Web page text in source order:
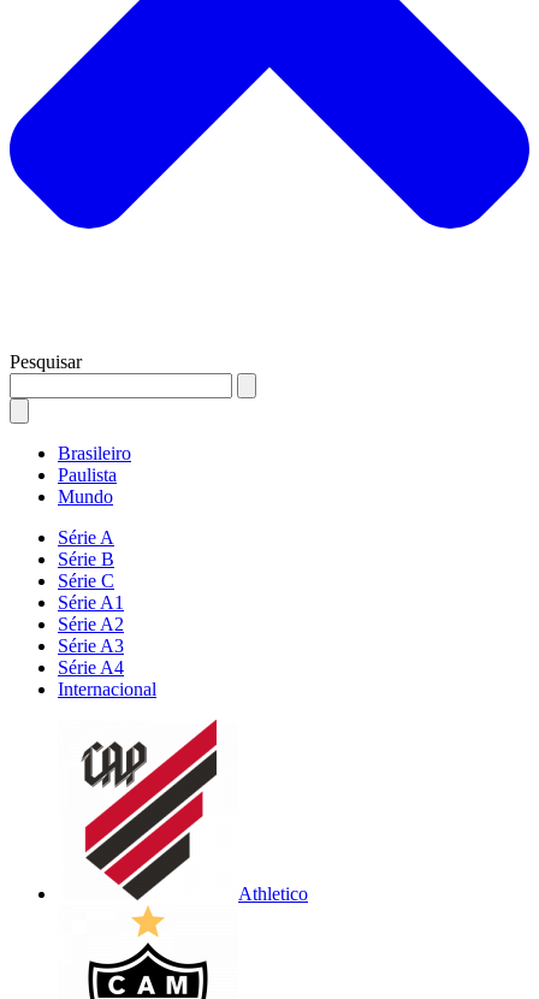
Pesquisar
Brasileiro
Paulista
Mundo
Série A
Série B
Série C
Série A1
Série A2
Série A3
Série A4
Internacional
Athletico